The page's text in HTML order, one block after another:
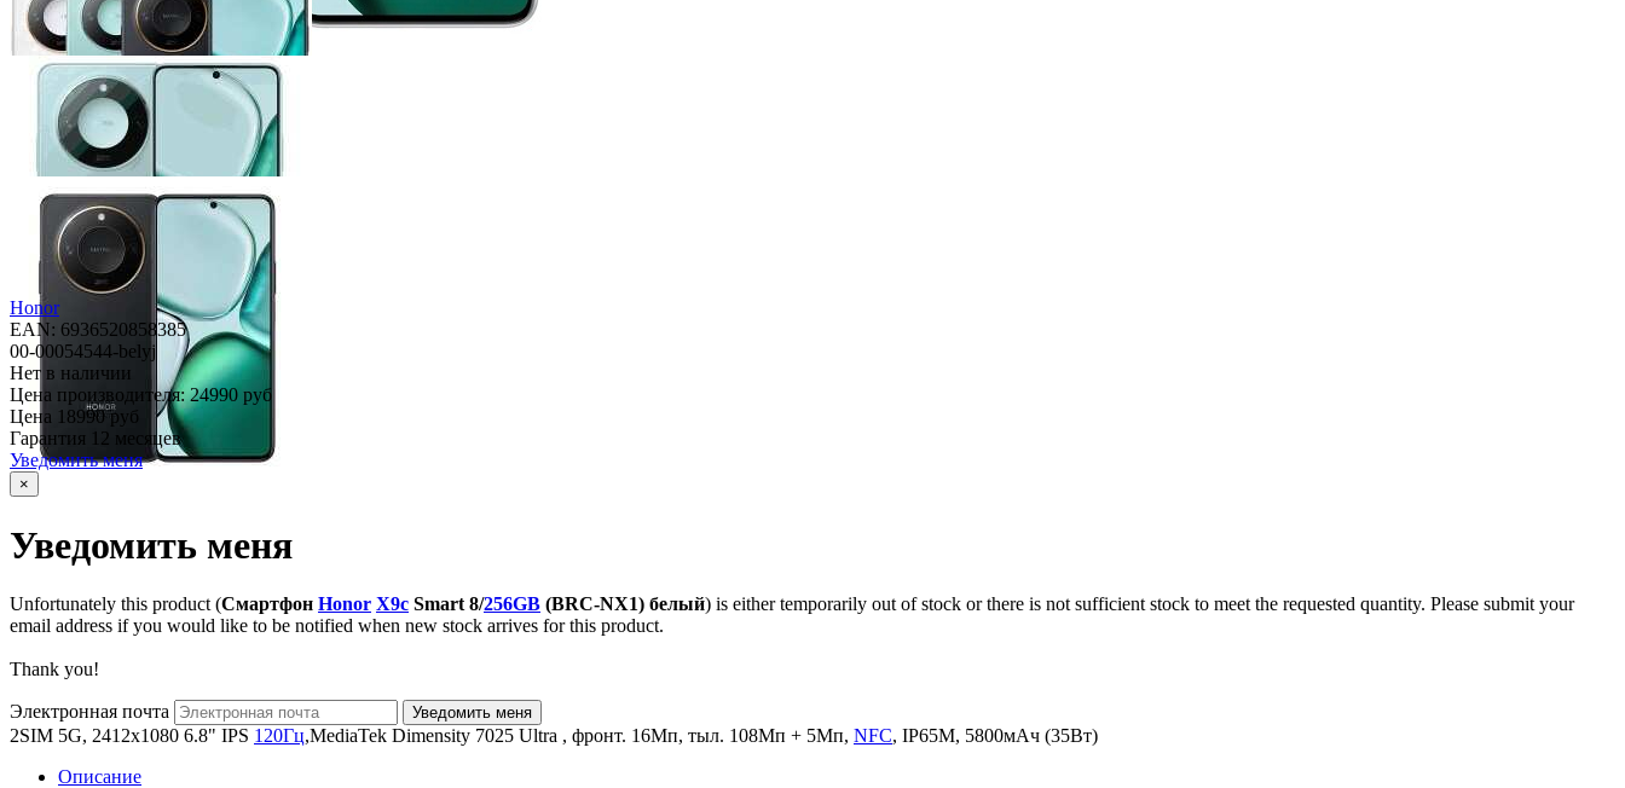
Honor
EAN: 6936520858385
00-00054544-belyj
Нет в наличии
Цена производителя:24990 руб
Цена 18990 руб
Гарантия 12 месяцев
Уведомить меня
×
Уведомить меня
Unfortunately this product (Смартфон Honor X9c Smart 8/256GB (BRC-NX1) белый) is either temporarily out of stock or there is not sufficient stock to meet the requested quantity. Please submit your
email address if you would like to be notified when new stock arrives for this product.
Thank you!
Электронная почта
2SIM 5G, 2412x1080 6.8" IPS 120Гц,MediaTek Dimensity 7025 Ultra , фронт. 16Мп, тыл. 108Mп + 5Мп, NFC, IP65M, 5800мАч (35Вт)
Описание